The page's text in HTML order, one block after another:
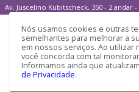
Nós usamos cookies e outras
semelhantes para melhorar a
em nossos serviços. Ao utilizar
você concorda com tal
Informamos ainda que
de Privacidade.
Av. Juscelino Kubitscheck, 350 - 2 andar